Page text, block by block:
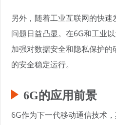
另外，随着工业互联网的快
问题日益凸显。在6G和工业
加强对数据安全和隐私保护
的安全稳定运行。
6G的应用前景
6G作为下一代移动通信技术